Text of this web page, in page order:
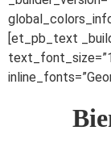
[et_pb_text